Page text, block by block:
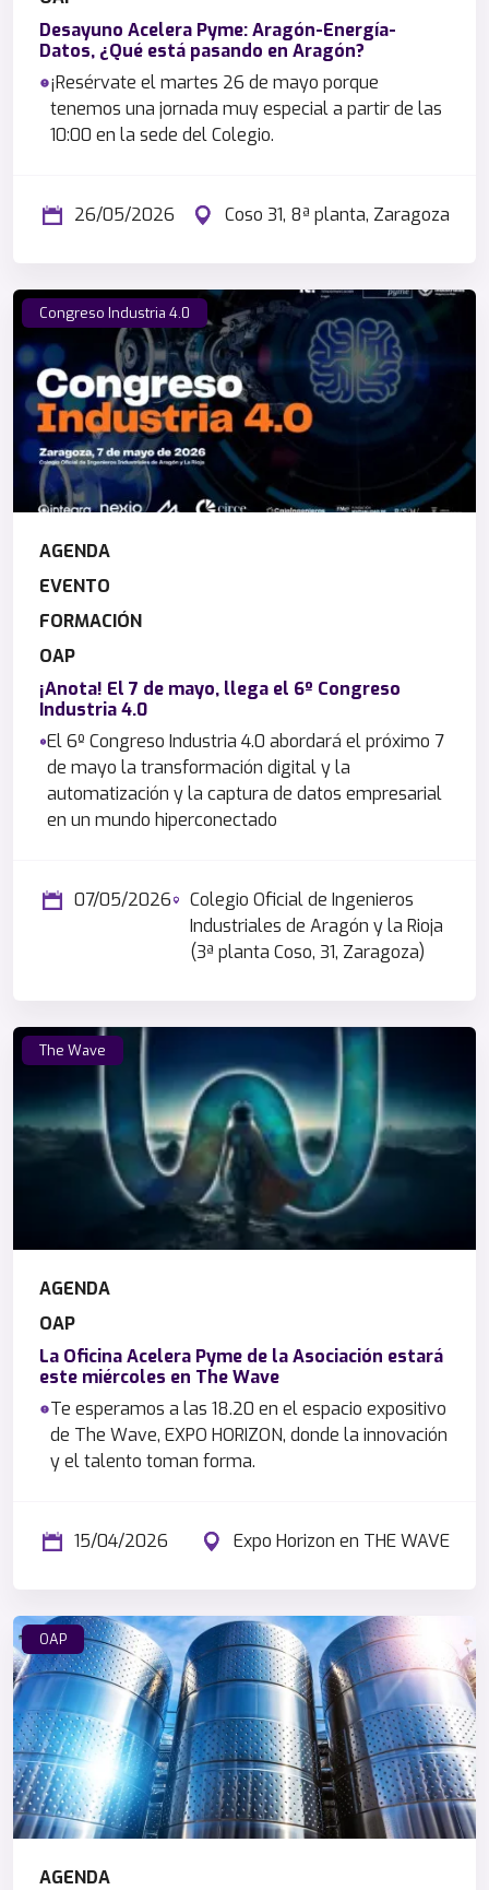
Desayuno Acelera Pyme: Aragón-Energía-
Datos, ¿Qué está pasando en Aragón?
¡Resérvate el martes 26 de mayo porque
tenemos una jornada muy especial a partir de las
10:00 en la sede del Colegio.
26/05/2026 Coso 31, 8ª planta, Zaragoza
Congreso Industria 4.0
AGENDA
EVENTO
FORMACIÓN
OAP
¡Anota! El 7 de mayo, llega el 6º Congreso
Industria 4.0
El 6º Congreso Industria 4.0 abordará el próximo 7
de mayo la transformación digital y la
automatización y la captura de datos empresarial
en un mundo hiperconectado
07/05/2026
Colegio Oficial de Ingenieros
Industriales de Aragón y la Rioja
(3ª planta Coso, 31, Zaragoza)
The Wave
AGENDA
OAP
La Oficina Acelera Pyme de la Asociación estará
este miércoles en The Wave
Te esperamos a las 18.20 en el espacio expositivo
de The Wave, EXPO HORIZON, donde la innovación
y el talento toman forma.
15/04/2026 Expo Horizon en THE WAVE
OAP
AGENDA